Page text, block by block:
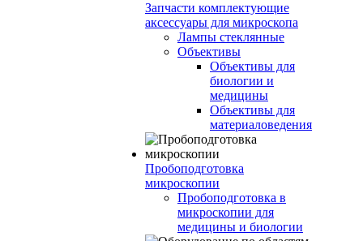
Запчасти комплектующие
аксессуары для микроскопа
Лампы стеклянные
Объективы
Объективы для
биологии и
медицины
Объективы для
материаловедения
Пробоподготовка
микроскопии
Пробоподготовка в
микроскопии для
медицины и биологии